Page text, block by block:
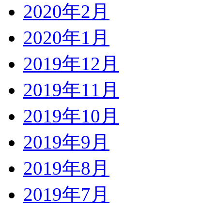
2020年2月
2020年1月
2019年12月
2019年11月
2019年10月
2019年9月
2019年8月
2019年7月